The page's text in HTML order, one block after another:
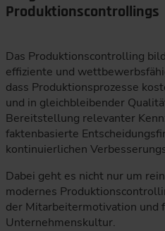
Produktionscontrollings
Das Produktionscontrolling
effiziente und
dass Produktionsprozesse
und in gleichbleibender
Bereitstellung relevanter
faktenbasierte
kontinuierlichen
Dabei geht es nicht nur um
modernes
der Mitarbeitermotivation und
Unternehmenskultur.